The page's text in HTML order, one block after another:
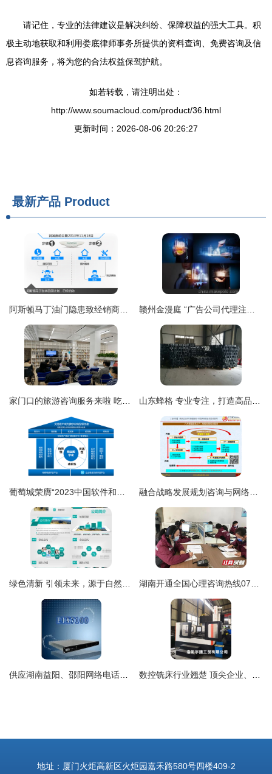
请记住，专业的法律建议是解决纠纷、保障权益的强大工具。积
极主动地获取和利用娄底律师事务所提供的资料查询、免费咨询及信
息咨询服务，将为您的合法权益保驾护航。
如若转载，请注明出处：
http://www.soumacloud.com/product/36.html
更新时间：2026-08-06 20:26:27
最新产品 Product
地址：厦门火炬高新区火炬园嘉禾路580号四楼409-2